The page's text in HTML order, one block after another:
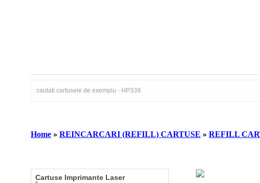
Home » REINCARCARI (REFILL) CARTUSE » REFILL
Cartuse Imprimante Laser